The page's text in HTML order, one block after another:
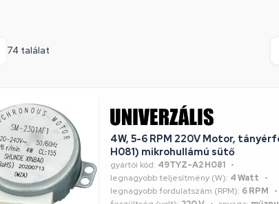
74 találat
4W, 5-6 RPM 220V Motor,
H081) mikrohullámú sütő
gyártói kód: 49TYZ-A2 H081
legnagyobb teljesítmény (W): 4 Watt
legnagyobb fordulatszám (RPM): 6 RPM